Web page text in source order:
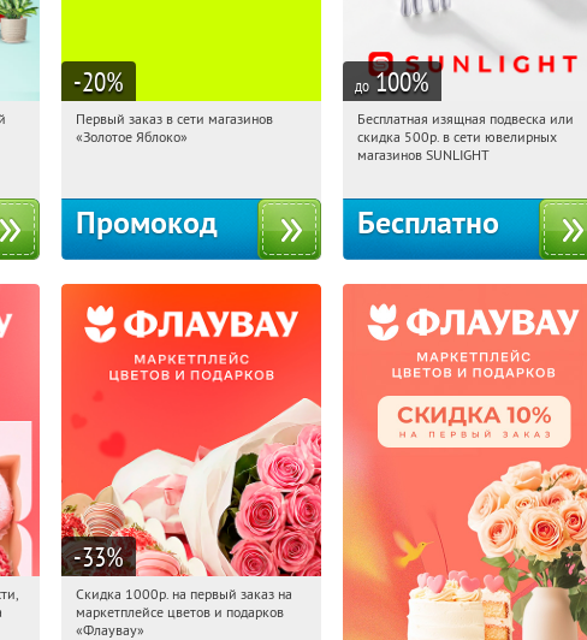
-20%
14:54:06
Получи первым!
Первый заказ в сети магазинов
«Золотое Яблоко»
Промокод
до 100%
14:54:06 Получили:
Россия
Бесплатная изящная подвеска или
скидка 500р. в сети ювелирных
магазинов SUNLIGHT
Бесплатно
-33%
14:54:06 Получили:
Россия
Скидка 1000р. на первый заказ на
маркетплейсе цветов и подарков
«Флаувау»